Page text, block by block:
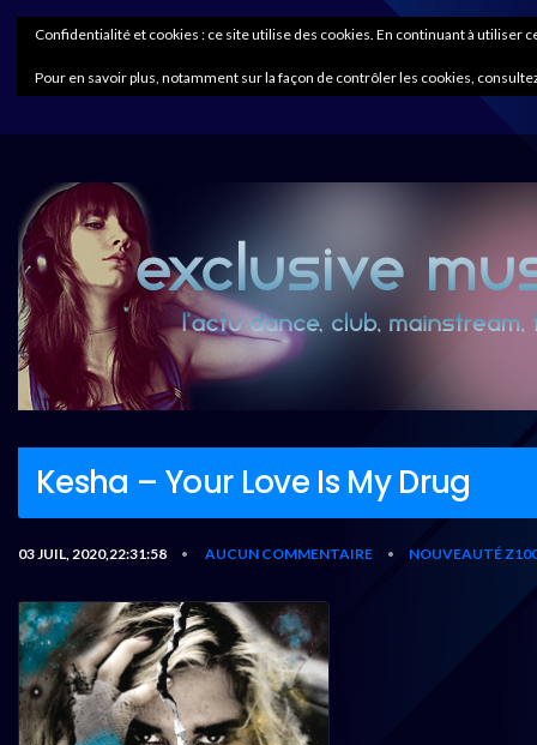
Kesha – Your Love Is My Drug
03 JUIL, 2020,22:31:58 • AUCUN COMMENTAIRE • NOUVEAUTÉ
Confidentialité et cookies : ce site utilise des cookies. En continuant à utiliser
Pour en savoir plus, notamment sur la façon de contrôler les cookies,